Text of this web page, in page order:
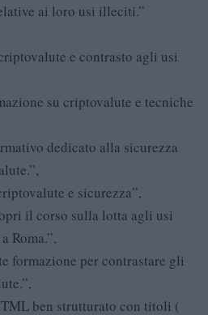
ai loro usi illeciti.”
e contrasto agli usi
su criptovalute e tecniche
dedicato alla sicurezza
e sicurezza”,
il corso sulla lotta agli usi
Roma.”,
formazione per contrastare gli
ben strutturato con titoli (